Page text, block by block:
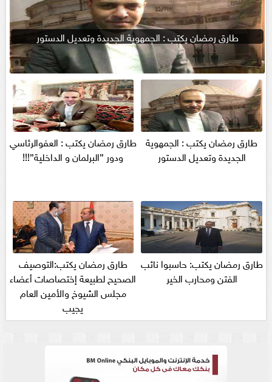
طارق رمضان يكتب : الجمهوية الجديدة وتعديل الدستور
طارق رمضان يكتب : الجمهوية
الجديدة وتعديل الدستور
طارق رمضان يكتب : العفوالرئاسي
ودور ”البرلمان و الداخلية”!!!
طارق رمضان يكتب: حاسبوا نائب
الفتن ومحارب الخير
طارق رمضان يكتب:التوصيف
الصحيح لطبيعة إختصاصات أعضاء
مجلس الشيوخ والأمين العام
يجيب